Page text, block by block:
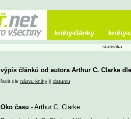
výpis článků od autora Arthur C. Clarke
řadit dle názvu knihy|| datumu
Oko času - Arthur C. Clarke
statistika